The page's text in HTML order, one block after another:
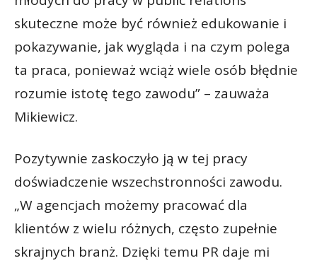
skuteczne może być również edukowanie i
pokazywanie, jak wygląda i na czym polega
ta praca, ponieważ wciąż wiele osób błędnie
rozumie istotę tego zawodu” – zauważa
Mikiewicz.
Pozytywnie zaskoczyło ją w tej pracy
doświadczenie wszechstronności zawodu.
„W agencjach możemy pracować dla
klientów z wielu różnych, często zupełnie
skrajnych branż. Dzięki temu PR daje mi